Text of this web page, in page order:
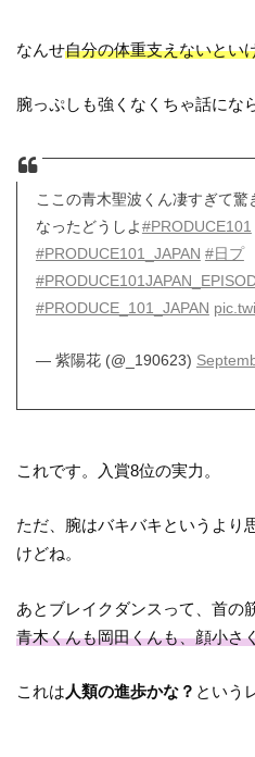
なんせ自分の体重支えないとい
腕っぷしも強くなくちゃ話にな
ここの青木聖波くん凄すぎて驚
なったどうしよ#PRODUCE101
#PRODUCE101_JAPAN #日プ
#PRODUCE_101_JAPAN
— 紫陽花 (@_190623)
これです。入賞8位の実力。
ただ、腕はバキバキというより
けどね。
あとブレイクダンスって、首の
青木くんも岡田くんも、顔小さ
これは 人類の進歩かな？ という